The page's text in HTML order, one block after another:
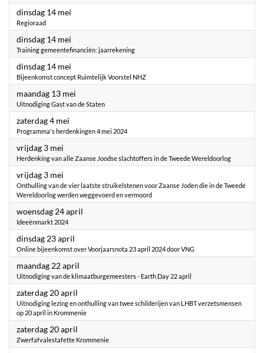
dinsdag 14 mei
Regioraad
dinsdag 14 mei
Training gemeentefinanciën: jaarrekening
dinsdag 14 mei
Bijeenkomst concept Ruimtelijk Voorstel NHZ
maandag 13 mei
Uitnodiging Gast van de Staten
zaterdag 4 mei
Programma's herdenkingen 4 mei 2024
vrijdag 3 mei
Herdenking van alle Zaanse Joodse slachtoffers in de Tweede Wereldoorlog
vrijdag 3 mei
Onthulling van de vier laatste struikelstenen voor Zaanse Joden die in de Tweede
Wereldoorlog werden weggevoerd en vermoord
woensdag 24 april
Ideeënmarkt 2024
dinsdag 23 april
Online bijeenkomst over Voorjaarsnota 23 april 2024 door VNG
maandag 22 april
Uitnodiging van de klimaatburgemeesters - Earth Day 22 april
zaterdag 20 april
Uitnodiging lezing en onthulling van twee schilderijen van LHBT verzetsmensen
op 20 april in Krommenie
zaterdag 20 april
Zwerfafvalestafette Krommenie